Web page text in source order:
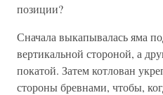
позиции?
Сначала выкапывалась яма
вертикальной стороной, а
покатой. Затем котлован
стороны бревнами, чтобы,